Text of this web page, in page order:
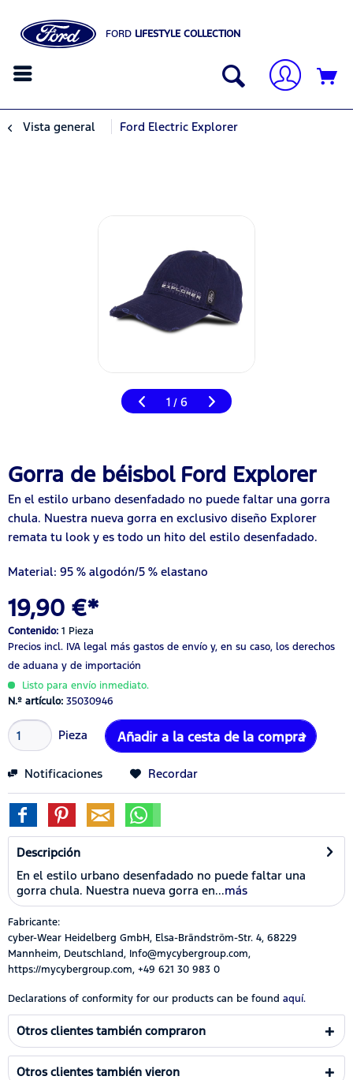
FORD LIFESTYLE COLLECTION
Vista general Ford Electric Explorer
1 / 6
Gorra de béisbol Ford Explorer
En el estilo urbano desenfadado no puede faltar una gorra
chula. Nuestra nueva gorra en exclusivo diseño Explorer
remata tu look y es todo un hito del estilo desenfadado.
Material: 95 % algodón/5 % elastano
19,90 €*
Contenido: 1 Pieza
Precios incl. IVA legal más gastos de envío y, en su caso, los derechos
de aduana y de importación
Listo para envío inmediato.
N.º artículo: 35030946
Pieza Añadir a la cesta de la compra
Notificaciones Recordar
Descripción
En el estilo urbano desenfadado no puede faltar una
gorra chula. Nuestra nueva gorra en...más
Fabricante:
cyber-Wear Heidelberg GmbH, Elsa-Brändström-Str. 4, 68229
Mannheim, Deutschland, Info@mycybergroup.com,
https://mycybergroup.com, +49 621 30 983 0
Declarations of conformity for our products can be found aquí.
Otros clientes también compraron
Otros clientes también vieron